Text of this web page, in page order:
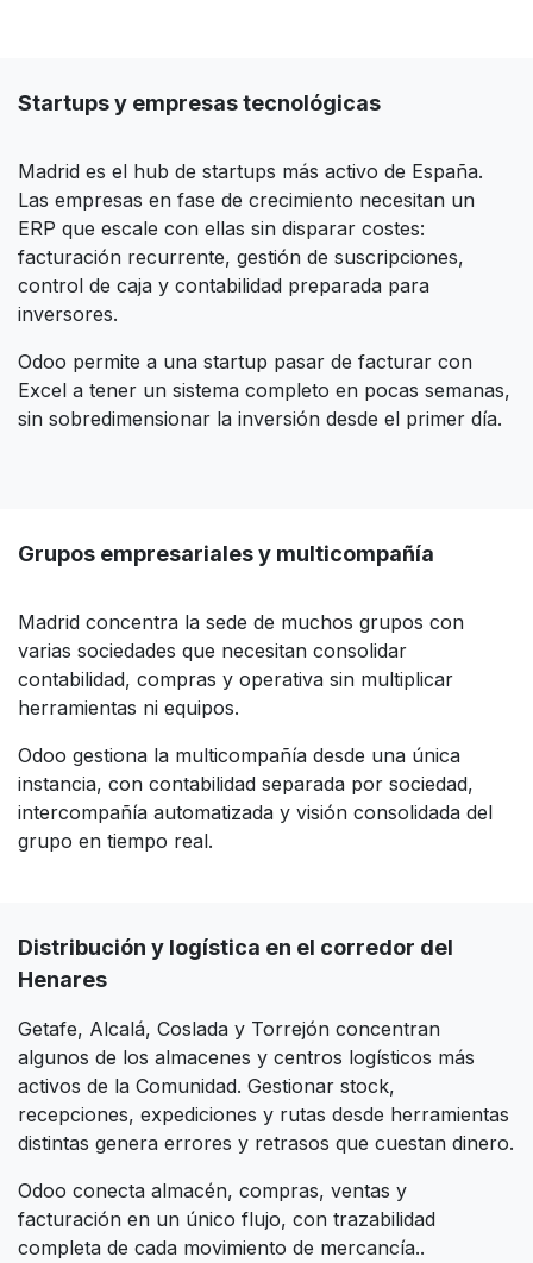
Startups y empresas tecnológicas
Madrid es el hub de startups más activo de España.
Las empresas en fase de crecimiento necesitan un
ERP que escale con ellas sin disparar costes:
facturación recurrente, gestión de suscripciones,
control de caja y contabilidad preparada para
inversores.
Odoo permite a una startup pasar de facturar con
Excel a tener un sistema completo en pocas semanas,
sin sobredimensionar la inversión desde el primer día.​
Grupos empresariales y multicompañía
Madrid concentra la sede de muchos grupos con
varias sociedades que necesitan consolidar
contabilidad, compras y operativa sin multiplicar
herramientas ni equipos.
Odoo gestiona la multicompañía desde una única
instancia, con contabilidad separada por sociedad,
intercompañía automatizada y visión consolidada del
grupo en tiempo real.​
Distribución y logística en el corredor del
Henares
Getafe, Alcalá, Coslada y Torrejón concentran
algunos de los almacenes y centros logísticos más
activos de la Comunidad. Gestionar stock,
recepciones, expediciones y rutas desde herramientas
distintas genera errores y retrasos que cuestan dinero.
Odoo conecta almacén, compras, ventas y
facturación en un único flujo, con trazabilidad
completa de cada movimiento de mercancía..